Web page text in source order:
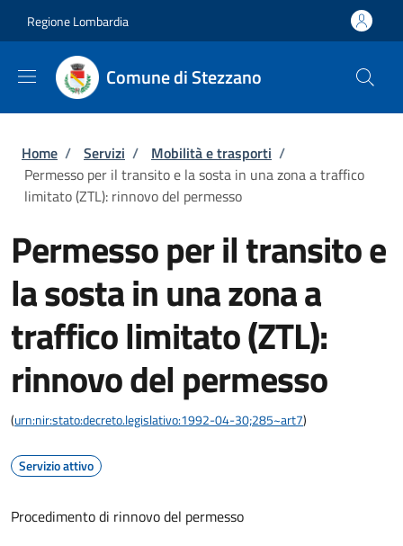
Regione Lombardia
Comune di Stezzano
Briciole di pane
Home / Servizi / Mobilità e trasporti /
Permesso per il transito e la sosta in una zona a traffico
limitato (ZTL): rinnovo del permesso
Permesso per il transito e
la sosta in una zona a
traffico limitato (ZTL):
rinnovo del permesso
(urn:nir:stato:decreto.legislativo:1992-04-30;285~art7)
Servizio attivo
Procedimento di rinnovo del permesso